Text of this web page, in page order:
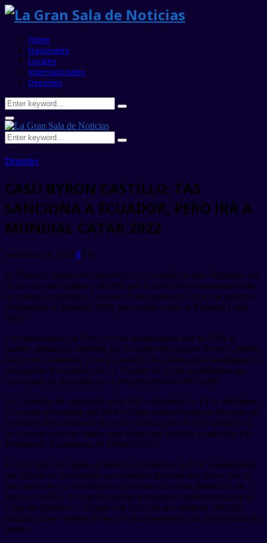
Home
Nacionales
Locales
Internacionales
Deportes
Search
for:
Search
Primary
Menu
Search
for:
Search
Deportes
CASO BYRON CASTILLO: TAS
SANCIONA A ECUADOR, PERO IRÁ A
MUNDIAL CATAR 2022
noviembre 8, 20220476
El Tribunal Arbitral del Deporte (TAS) emitió un fallo definitivo por
el caso Byron Castillo y decidió que la selección ecuatoriana reciba
un castigo económico y la resta de tres puntos de cara a la próxima
eliminatoria al Mundial 2026, pero podrá asistir al Mundial Catar
2022.
Las federaciones de Perú y Chile denunciaron ante la FIFA la
posible alineación indebida por Ecuador del jugador Byron Castillo,
nacido en Colombia, en ocho partidos de clasificación mundialista y
reclamaron la exclusión de La Tricolor de la cita mundialista que
comenzará en doce días en el pequeño emirato del Golfo.
La Comisión de Apelación de la FIFA desestimó el 15 de diciembre
el recurso presentado por Perú y Chile contra la primera decisión de
la justicia de la instancia de cerrar el caso, pero el TAS anunció en
un comunicado este martes que anula esta decisión y sanciona a la
Federación Ecuatoriana de Fútbol (FEF).
El TAS (por sus siglas en francés) considera a la FEF «responsable
por utilizar un documento que contiene información falsa», por lo
que sanciona a la federación ecuatoriana con «una deducción de 3
puntos a la FEF en la próxima fase preliminar clasificatoria para la
Copa del Mundo» y el pago a la FIFA de una multa de 100.000
francos suizos «dentro de los 30 días posteriores a la notificación del
laudo».